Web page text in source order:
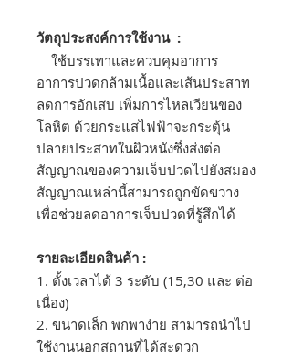
วัตถุประสงค์การใช้งาน :
ใช้บรรเทาและควบคุมอาการ
อาการปวดกล้ามเนื้อและเส้นประสาท
ลดการอักเสบ เพิ่มการไหลเวียนของ
โลหิต ด้วยกระแสไฟฟ้าจะกระตุ้น
ปลายประสาทในผิวหนังซึ่งส่งต่อ
สัญญาณของความเจ็บปวดไปยังสมอง
สัญญาณเหล่านี้สามารถถูกขัดขวาง
เพื่อช่วยลดอาการเจ็บปวดที่รู้สึกได้
รายละเอียดสินค้า :
1. ตั้งเวลาได้ 3 ระดับ (15,30 และ ต่อ
เนื่อง)
2. ขนาดเล็ก พกพาง่าย สามารถนำไป
ใช้งานนอกสถานที่ได้สะดวก